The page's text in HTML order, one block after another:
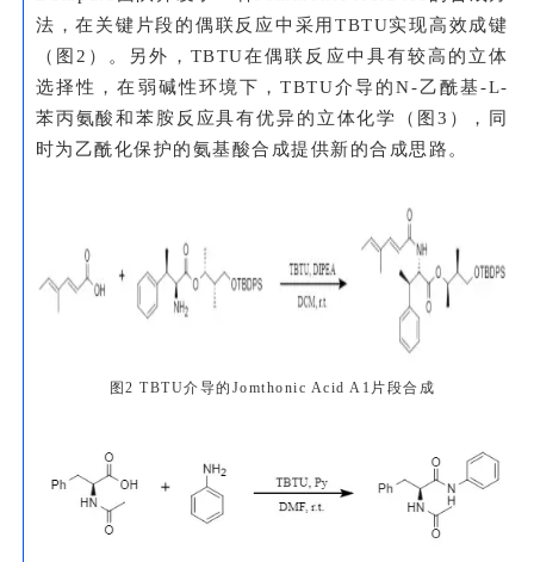
法，在关键片段的偶联反应中采用TBTU实现高效成键
（图2）。另外，TBTU在偶联反应中具有较高的立体
选择性，在弱碱性环境下，TBTU介导的N-乙酰基-L-
苯丙氨酸和苯胺反应具有优异的立体化学（图3），同
时为乙酰化保护的氨基酸合成提供新的合成思路。
图2 TBTU介导的Jomthonic Acid A1片段合成